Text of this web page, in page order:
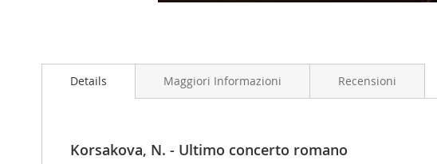
all'inizio
Details
Korsakova, N. - Ultimo concerto romano
Maggiori Informazioni Recensioni